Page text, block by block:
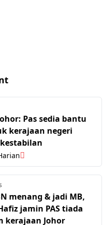
Pas sedia bantu
kerajaan negeri
menang & jadi MB,
jamin PAS tiada
kerajaan Johor